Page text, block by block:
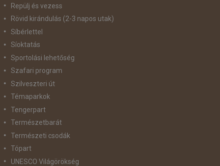
Repülj és vezess
Rövid kirándulás (2-3 napos utak)
Síbérlettel
Síoktatás
Sportolási lehetőség
Szafari program
Szilveszteri út
Témaparkok
Tengerpart
Természetbarát
Természeti csodák
Tópart
UNESCO Világörökség